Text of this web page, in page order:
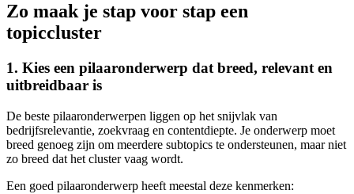
Zo maak je stap voor stap een
topiccluster
1. Kies een pilaaronderwerp dat breed, relevant en
uitbreidbaar is
De beste pilaaronderwerpen liggen op het snijvlak van
bedrijfsrelevantie, zoekvraag en contentdiepte. Je onderwerp moet
breed genoeg zijn om meerdere subtopics te ondersteunen, maar niet
zo breed dat het cluster vaag wordt.
Een goed pilaaronderwerp heeft meestal deze kenmerken: